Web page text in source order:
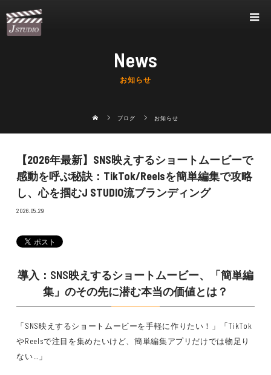
News
お知らせ
ブログ お知らせ
【2026年最新】SNS映えするショートムービーで
感動を呼ぶ秘訣：TikTok/Reelsを簡単編集で攻略
し、心を掴むJ STUDIO流ブランディング
2026.05.29
導入：SNS映えするショートムービー、「簡単編
集」のその先に潜む本当の価値とは？
「SNS映えするショートムービーを手軽に作りたい！」「TikTok
やReelsで注目を集めたいけど、簡単編集アプリだけでは物足り
ない…」